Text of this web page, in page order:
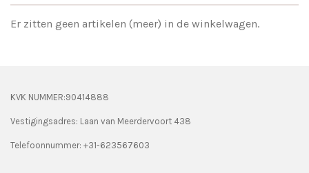
Er zitten geen artikelen (meer) in de winkelwagen.
KVK NUMMER:90414888
Vestigingsadres: Laan van Meerdervoort 438
Telefoonnummer: +31-623567603